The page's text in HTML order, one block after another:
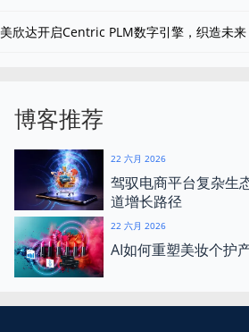
美欣达开启Centric PLM数字引擎，织造未来
博客推荐
22 六月 2026
驾驭电商平台复杂生
道增长路径
22 六月 2026
AI如何重塑美妆个护